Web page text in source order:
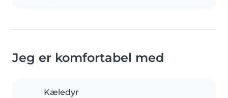
Jeg er komfortabel med
Kæledyr